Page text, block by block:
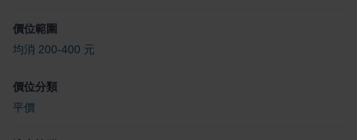
價位範圍
均消 200-400 元
價位分類
平價